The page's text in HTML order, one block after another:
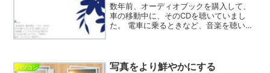
数年前、オーディオブックを購入して、
車の移動中に、そのCDを聴いていまし
た。 電車に乗るときなど、音楽を聴いた
強量になりま...
パソコン 写真をより鮮やかにする